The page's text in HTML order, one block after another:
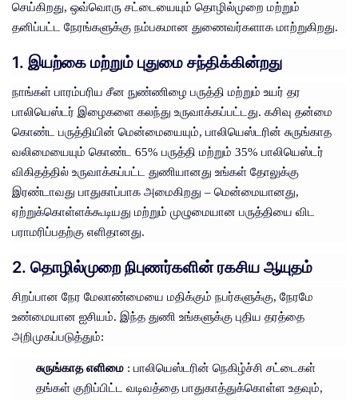
செய்கிறது, ஒவ்வொரு சட்டையையும் தொழில்முறை மற்றும்
தனிப்பட்ட நேரங்களுக்கு நம்பகமான துணைவர்களாக மாற்றுகிறது.
1. இயற்கை மற்றும் புதுமை சந்திக்கின்றது
நாங்கள் பாரம்பரிய சீன நுண்ணிழை பருத்தி மற்றும் உயர் தர
பாலியெஸ்டர் இழைகளை கலந்து உருவாக்கப்பட்டது. கசிவு தன்மை
கொண்ட பருத்தியின் மென்மையையும், பாலியெஸ்டரின் சுருங்காத
வலிமையையும் கொண்ட 65% பருத்தி மற்றும் 35% பாலியெஸ்டர்
விகிதத்தில் உருவாக்கப்பட்ட துணியானது உங்கள் தோலுக்கு
இரண்டாவது பாதுகாப்பாக அமைகிறது – மென்மையானது,
ஏற்றுக்கொள்ளக்கூடியது மற்றும் முழுமையான பருத்தியை விட
பராமரிப்பதற்கு எளிதானது.
2. தொழில்முறை நிபுணர்களின் ரகசிய ஆயுதம்
சிறப்பான நேர மேலாண்மையை மதிக்கும் நபர்களுக்கு, நேரமே
உண்மையான ஐசியம். இந்த துணி உங்களுக்கு புதிய தரத்தை
அறிமுகப்படுத்தும்:
சுருங்காத எளிமை : பாலியெஸ்டரின் நெகிழ்ச்சி சட்டைகள்
தங்கள் குறிப்பிட்ட வடிவத்தை பாதுகாத்துக்கொள்ள உதவும்,